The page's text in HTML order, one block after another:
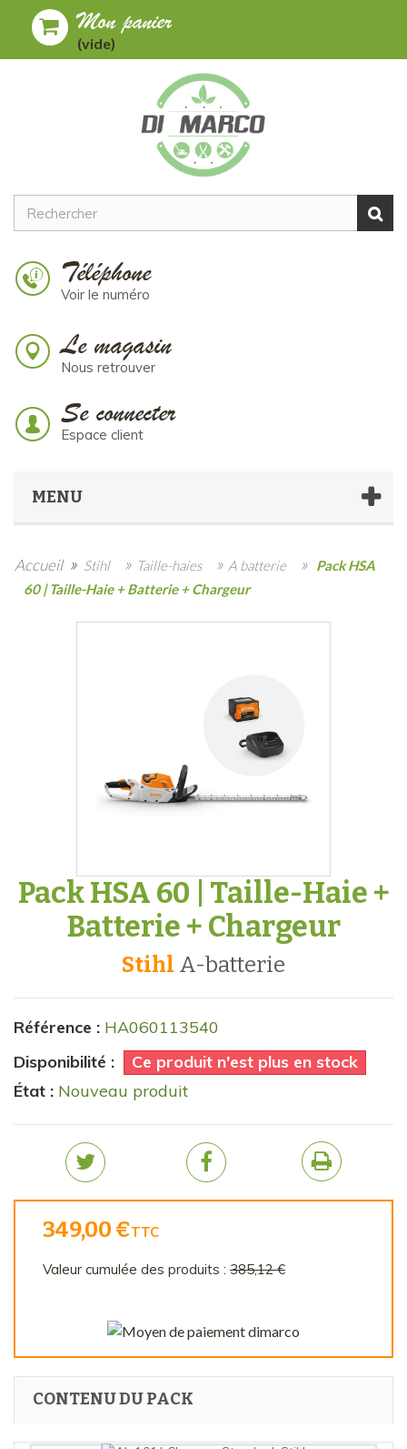
Mon panier
(vide)
Téléphone
Voir le numéro
Le magasin
Nous retrouver
Se connecter
Espace client
MENU
Accueil » Stihl » Taille-haies » A batterie » Pack HSA
60 | Taille-Haie + Batterie + Chargeur
Pack HSA 60 | Taille-Haie +
Batterie + Chargeur
Stihl a-batterie
Référence : HA060113540
Disponibilité :
Ce produit n'est plus en stock
État : Nouveau produit
349,00 €TTC
Valeur cumulée des produits : 385,12 €
CONTENU DU PACK